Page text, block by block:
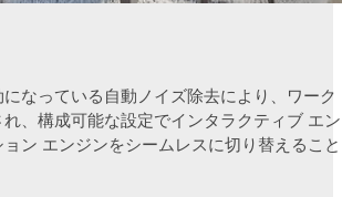
なっている自動ノイズ除去により、ワーク
、構成可能な設定でインタラクティブ エン
ン エンジンをシームレスに切り替えること